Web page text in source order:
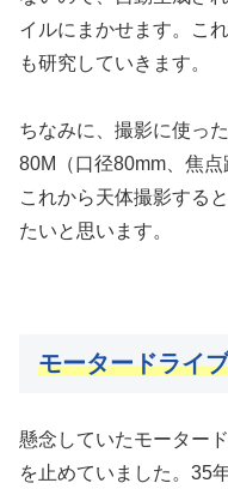
イルにまかせます。こ
も研究していきます。
ちなみに、撮影に使っ
80M（口径80mm、焦点
これから天体撮影する
たいと思います。
モータードライ
懸念していたモーター
を止めていました。35